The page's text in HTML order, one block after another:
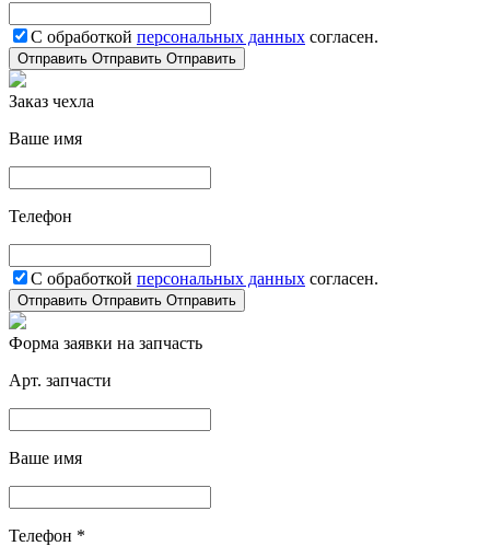
С обработкой персональных данных согласен.
Отправить Отправить Отправить
Заказ чехла
Ваше имя
Телефон
С обработкой персональных данных согласен.
Отправить Отправить Отправить
Форма заявки на запчасть
Арт. запчасти
Ваше имя
Телефон *